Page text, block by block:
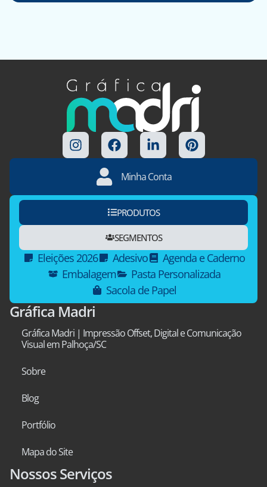
Minha Conta
PRODUTOS
SEGMENTOS
Eleições 2026 Adesivo
Agenda e Caderno
Embalagem
Pasta Personalizada
Sacola de Papel
Gráfica Madri
Gráfica Madri | Impressão Offset, Digital e Comunicação
Visual em Palhoça/SC
Sobre
Blog
Portfólio
Mapa do Site
Nossos Serviços